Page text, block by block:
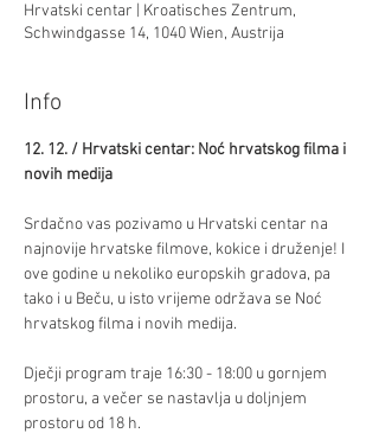
Hrvatski centar | Kroatisches Zentrum,
Schwindgasse 14, 1040 Wien, Austrija
Info
12. 12. / Hrvatski centar: Noć hrvatskog filma i
novih medija
Srdačno vas pozivamo u Hrvatski centar na
najnovije hrvatske filmove, kokice i druženje! I
ove godine u nekoliko europskih gradova, pa
tako i u Beču, u isto vrijeme održava se Noć
hrvatskog filma i novih medija.
Dječji program traje 16:30 - 18:00 u gornjem
prostoru, a večer se nastavlja u doljnjem
prostoru od 18 h.